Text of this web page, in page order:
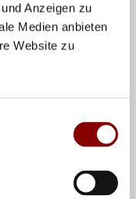
Anzeigen zu
Medien anbieten
Website zu
Kindermann.
Statz
Patricia Nestler
und Weske